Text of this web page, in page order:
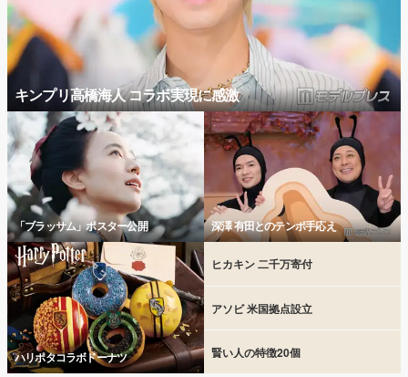
キンプリ高橋海人 コラボ実現に感激
「ブラッサム」ポスター公開 深澤 有田とのテンポ手応え
ハリポタコラボドーナツ
ヒカキン 二千万寄付
アソビ 米国拠点設立
賢い人の特徴20個